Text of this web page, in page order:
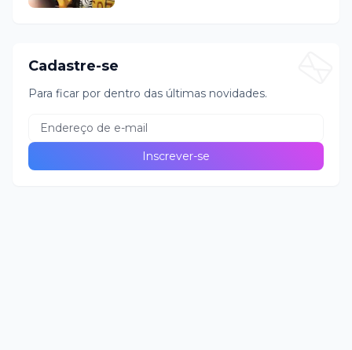
Cadastre-se
Para ficar por dentro das últimas novidades.